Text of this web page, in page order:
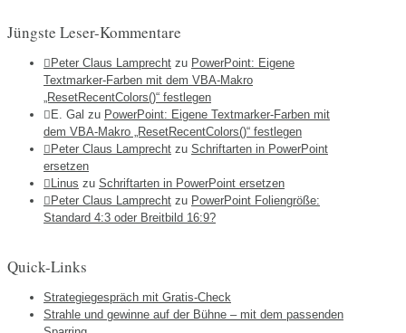
Jüngste Leser-Kommentare
Peter Claus Lamprecht zu PowerPoint: Eigene
Textmarker-Farben mit dem VBA-Makro
„ResetRecentColors()“ festlegen
E. Gal zu PowerPoint: Eigene Textmarker-Farben mit
dem VBA-Makro „ResetRecentColors()“ festlegen
Peter Claus Lamprecht zu Schriftarten in PowerPoint
ersetzen
Linus zu Schriftarten in PowerPoint ersetzen
Peter Claus Lamprecht zu PowerPoint Foliengröße:
Standard 4:3 oder Breitbild 16:9?
Quick-Links
Strategiegespräch mit Gratis-Check
Strahle und gewinne auf der Bühne – mit dem passenden